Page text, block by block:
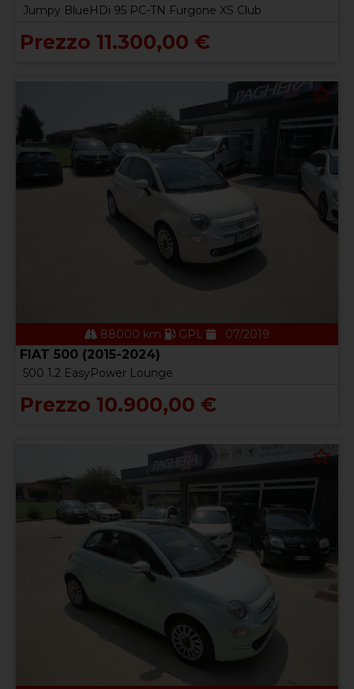
Jumpy BlueHDi 95 PC-TN Furgone XS Club
Prezzo 11.300,00 €
88000 km GPL 07/2019
FIAT 500 (2015-2024)
500 1.2 EasyPower Lounge
Prezzo 10.900,00 €